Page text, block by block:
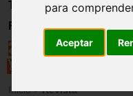
para
Aceptar
Trabajo
Registro
Inicio>Revista